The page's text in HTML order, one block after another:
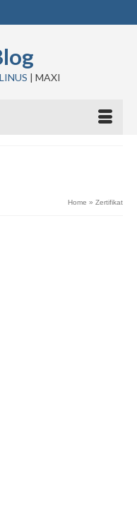
LINUS | MAXI
Home » Zertifikat